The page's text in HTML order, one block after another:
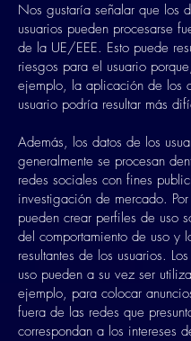
Nos gustaría señalar que los
usuarios pueden procesarse
de la UE/EEE. Esto puede
riesgos para el usuario
ejemplo, la aplicación de los
usuario podría resultar más
Además, los datos de los
generalmente se procesan
redes sociales con fines
investigación de mercado.
pueden crear perfiles de uso
del comportamiento de uso y
resultantes de los usuarios.
uso pueden a su vez ser
ejemplo, para colocar
fuera de las redes que
correspondan a los intereses